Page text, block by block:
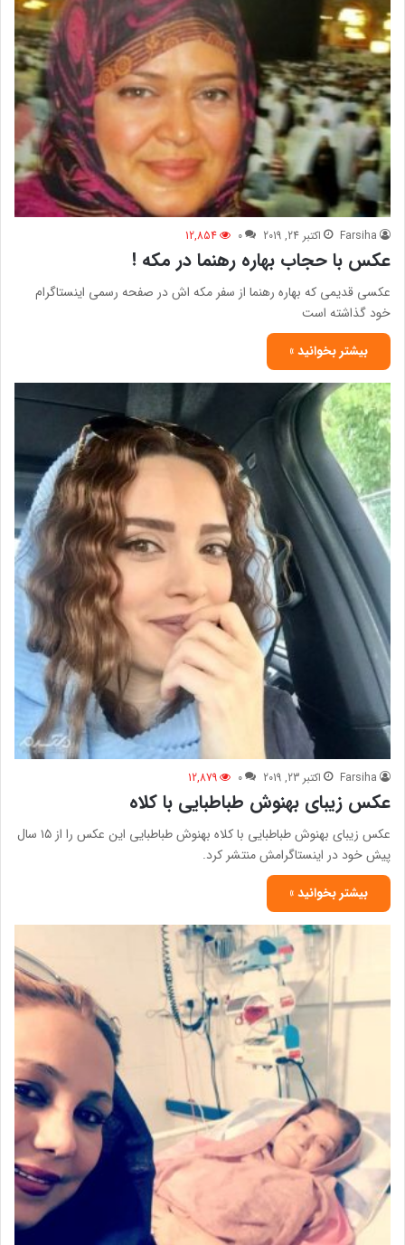
Farsiha اکتبر 24, 2019 0
12,854
عکس با حجاب بهاره رهنما در مکه !
عکسی قدیمی که بهاره رهنما از سفر مکه اش در صفحه رسمی اینستاگرام
خود گذاشته است
بیشتر بخوانید »
Farsiha اکتبر 23, 2019 0
12,879
عکس زیبای بهنوش طباطبایی با کلاه
عکس زیبای بهنوش طباطبایی با کلاه بهنوش طباطبایی این عکس را از ۱۵ سال
پیش خود در اینستاگرامش منتشر کرد.
بیشتر بخوانید »